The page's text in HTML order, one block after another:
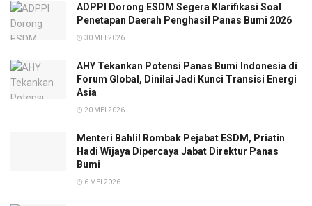
ADPPI Dorong ESDM Segera Klarifikasi Soal
Penetapan Daerah Penghasil Panas Bumi 2026
30 MEI 2026
AHY Tekankan Potensi Panas Bumi Indonesia di
Forum Global, Dinilai Jadi Kunci Transisi Energi
Asia
20 MEI 2026
Menteri Bahlil Rombak Pejabat ESDM, Priatin
Hadi Wijaya Dipercaya Jabat Direktur Panas
Bumi
6 MEI 2026